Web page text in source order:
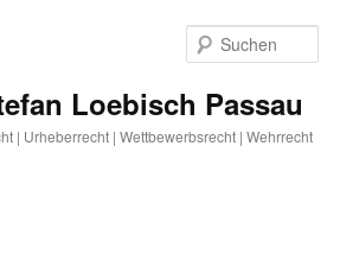
Loebisch Passau
| Urheberrecht | Wettbewerbsrecht | Wehrrecht